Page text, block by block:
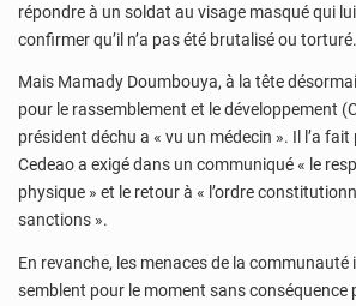
répondre à un soldat au visage masqué qui
confirmer qu’il n’a pas été brutalisé ou torturé.
Mais Mamady Doumbouya, à la tête
pour le rassemblement et le développement
président déchu a « vu un médecin ». Il l’a fait
Cedeao a exigé dans un communiqué « le
physique » et le retour à « l’ordre
sanctions ».
En revanche, les menaces de la
semblent pour le moment sans conséquence